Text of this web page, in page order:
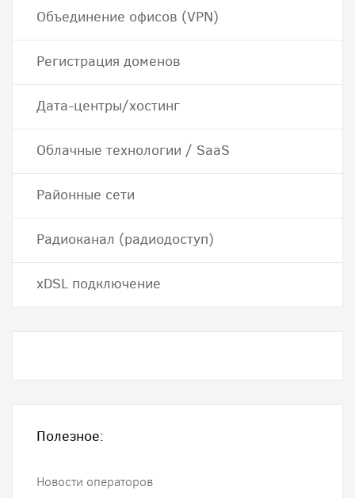
Объединение офисов (VPN)
Регистрация доменов
Дата-центры/хостинг
Облачные технологии / SaaS
Районные сети
Радиоканал (радиодоступ)
хDSL подключение
Полезное:
Новости операторов